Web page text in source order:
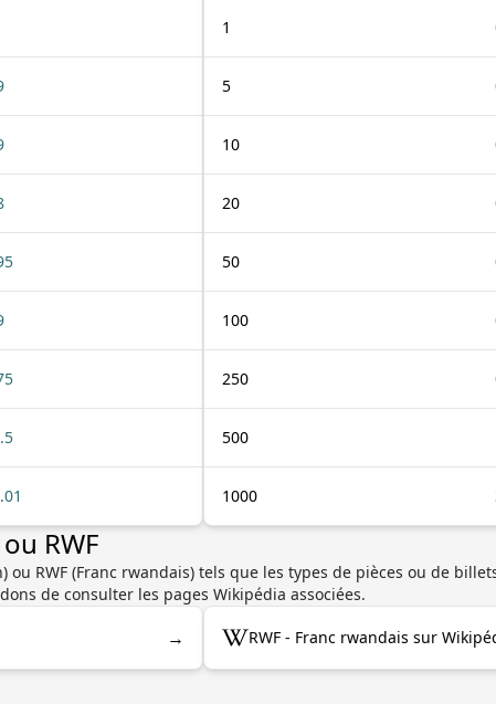
1
5
10
20
50
100
250
500
1000
RWF
ou RWF (Franc rwandais) tels que les types de pièces ou de
de consulter les pages Wikipédia associées.
→ RWF - Franc rwandais sur